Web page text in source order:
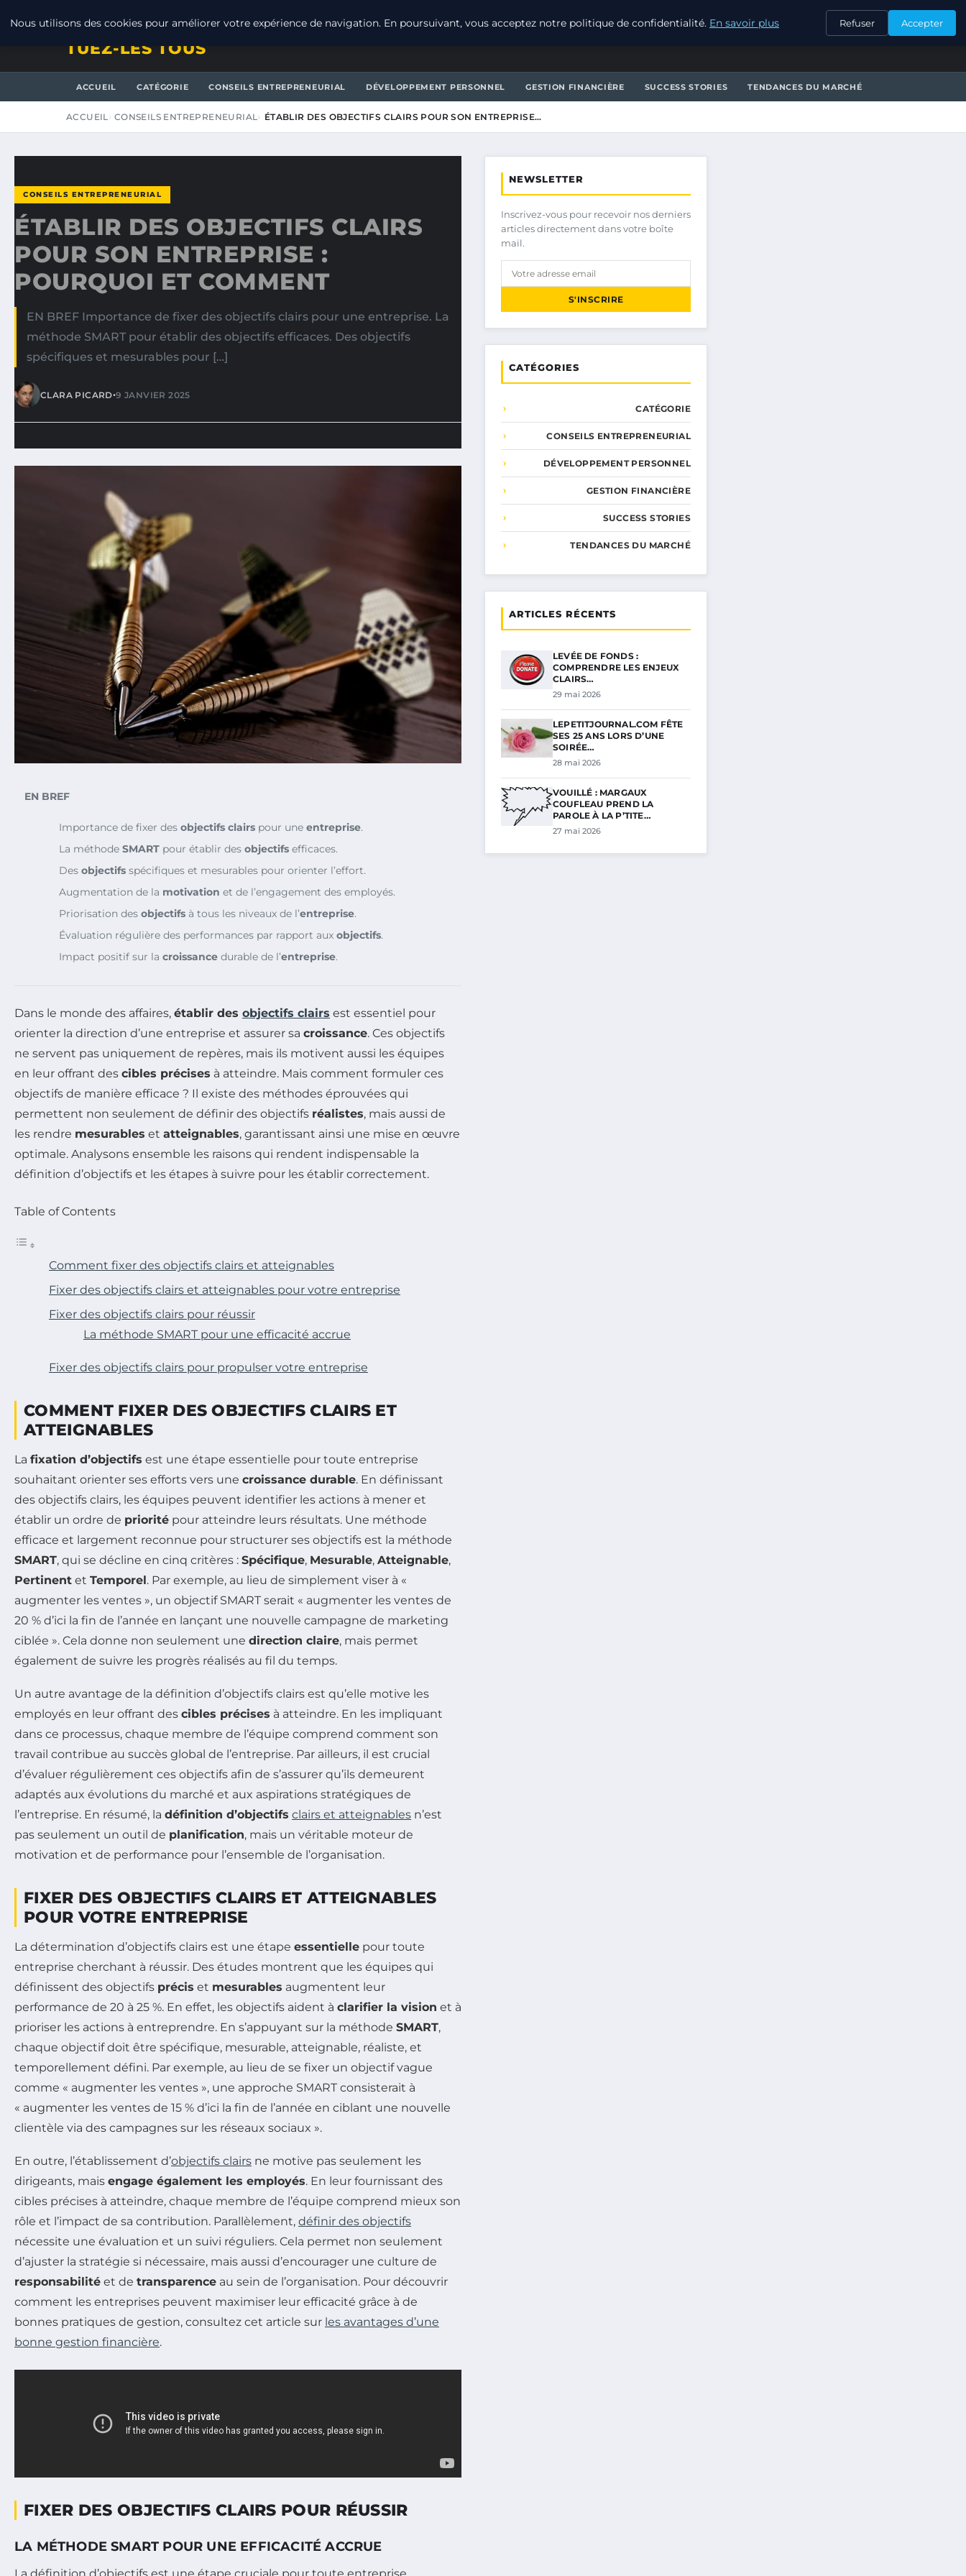
CONTACT
TUEZ-LES TOUS
ACCUEIL CATÉGORIE CONSEILS ENTREPRENEURIAL DÉVELOPPEMENT PERSONNEL GESTION FINANCIÈRE SUCCESS STORIES TENDANCES DU MARCHÉ
ACCUEIL CONSEILS ENTREPRENEURIAL ÉTABLIR DES OBJECTIFS CLAIRS POUR SON ENTREPRISE…
CONSEILS ENTREPRENEURIAL
ÉTABLIR DES OBJECTIFS CLAIRS
POUR SON ENTREPRISE :
POURQUOI ET COMMENT
EN BREF Importance de fixer des objectifs clairs pour une entreprise. La
méthode SMART pour établir des objectifs efficaces. Des objectifs
spécifiques et mesurables pour […]
CLARA PICARD•9 JANVIER 2025
EN BREF
Importance de fixer des objectifs clairs pour une entreprise.
La méthode SMART pour établir des objectifs efficaces.
Des objectifs spécifiques et mesurables pour orienter l’effort.
Augmentation de la motivation et de l’engagement des employés.
Priorisation des objectifs à tous les niveaux de l’entreprise.
Évaluation régulière des performances par rapport aux objectifs.
Impact positif sur la croissance durable de l’entreprise.
Dans le monde des affaires, établir des objectifs clairs est essentiel pour
orienter la direction d’une entreprise et assurer sa croissance. Ces objectifs
ne servent pas uniquement de repères, mais ils motivent aussi les équipes
en leur offrant des cibles précises à atteindre. Mais comment formuler ces
objectifs de manière efficace ? Il existe des méthodes éprouvées qui
permettent non seulement de définir des objectifs réalistes, mais aussi de
les rendre mesurables et atteignables, garantissant ainsi une mise en œuvre
optimale. Analysons ensemble les raisons qui rendent indispensable la
définition d’objectifs et les étapes à suivre pour les établir correctement.
Table of Contents
Comment fixer des objectifs clairs et atteignables
Fixer des objectifs clairs et atteignables pour votre entreprise
Fixer des objectifs clairs pour réussir
La méthode SMART pour une efficacité accrue
Fixer des objectifs clairs pour propulser votre entreprise
COMMENT FIXER DES OBJECTIFS CLAIRS ET
ATTEIGNABLES
La fixation d’objectifs est une étape essentielle pour toute entreprise
souhaitant orienter ses efforts vers une croissance durable. En définissant
des objectifs clairs, les équipes peuvent identifier les actions à mener et
établir un ordre de priorité pour atteindre leurs résultats. Une méthode
efficace et largement reconnue pour structurer ses objectifs est la méthode
SMART, qui se décline en cinq critères : Spécifique, Mesurable, Atteignable,
Pertinent et Temporel . Par exemple, au lieu de simplement viser à «
augmenter les ventes », un objectif SMART serait « augmenter les ventes de
20 % d’ici la fin de l’année en lançant une nouvelle campagne de marketing
ciblée ». Cela donne non seulement une direction claire, mais permet
également de suivre les progrès réalisés au fil du temps.
Un autre avantage de la définition d’objectifs clairs est qu’elle motive les
employés en leur offrant des cibles précises à atteindre. En les impliquant
dans ce processus, chaque membre de l’équipe comprend comment son
travail contribue au succès global de l’entreprise. Par ailleurs, il est crucial
d’évaluer régulièrement ces objectifs afin de s’assurer qu’ils demeurent
adaptés aux évolutions du marché et aux aspirations stratégiques de
l’entreprise. En résumé, la définition d’objectifs clairs et atteignables n’est
pas seulement un outil de planification, mais un véritable moteur de
motivation et de performance pour l’ensemble de l’organisation.
FIXER DES OBJECTIFS CLAIRS ET ATTEIGNABLES
POUR VOTRE ENTREPRISE
La détermination d’objectifs clairs est une étape essentielle pour toute
entreprise cherchant à réussir. Des études montrent que les équipes qui
définissent des objectifs précis et mesurables augmentent leur
performance de 20 à 25 %. En effet, les objectifs aident à clarifier la vision et à
prioriser les actions à entreprendre. En s’appuyant sur la méthode SMART,
chaque objectif doit être spécifique, mesurable, atteignable, réaliste, et
temporellement défini. Par exemple, au lieu de se fixer un objectif vague
comme « augmenter les ventes », une approche SMART consisterait à
« augmenter les ventes de 15 % d’ici la fin de l’année en ciblant une nouvelle
clientèle via des campagnes sur les réseaux sociaux ».
En outre, l’établissement d’objectifs clairs ne motive pas seulement les
dirigeants, mais engage également les employés. En leur fournissant des
cibles précises à atteindre, chaque membre de l’équipe comprend mieux son
rôle et l’impact de sa contribution. Parallèlement, définir des objectifs
nécessite une évaluation et un suivi réguliers. Cela permet non seulement
d’ajuster la stratégie si nécessaire, mais aussi d’encourager une culture de
responsabilité et de transparence au sein de l’organisation. Pour découvrir
comment les entreprises peuvent maximiser leur efficacité grâce à de
bonnes pratiques de gestion, consultez cet article sur les avantages d’une
bonne gestion financière.
FIXER DES OBJECTIFS CLAIRS POUR RÉUSSIR
LA MÉTHODE SMART POUR UNE EFFICACITÉ ACCRUE
NEWSLETTER
Inscrivez-vous pour recevoir nos derniers
articles directement dans votre boîte
mail.
S'INSCRIRE
CATÉGORIES
CATÉGORIE
CONSEILS ENTREPRENEURIAL
DÉVELOPPEMENT PERSONNEL
GESTION FINANCIÈRE
SUCCESS STORIES
TENDANCES DU MARCHÉ
ARTICLES RÉCENTS
LEVÉE DE FONDS :
COMPRENDRE LES ENJEUX
CLAIRS…
29 mai 2026
LEPETITJOURNAL.COM FÊTE
SES 25 ANS LORS D’UNE
SOIRÉE…
28 mai 2026
VOUILLÉ : MARGAUX
COUFLEAU PREND LA
PAROLE À LA P’TITE…
27 mai 2026
Nous utilisons des cookies pour améliorer votre expérience de navigation. En poursuivant, vous acceptez notre politique de confidentialité. En savoir plus Refuser Accepter